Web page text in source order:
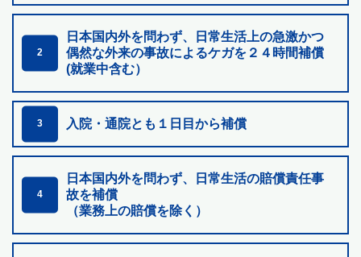
2
日本国内外を問わず、日常生活上の急激かつ
偶然な外来の事故によるケガを２４時間補償
(就業中含む）
3 入院・通院とも１日目から補償
4
日本国内外を問わず、日常生活の賠償責任事
故を補償
（業務上の賠償を除く）